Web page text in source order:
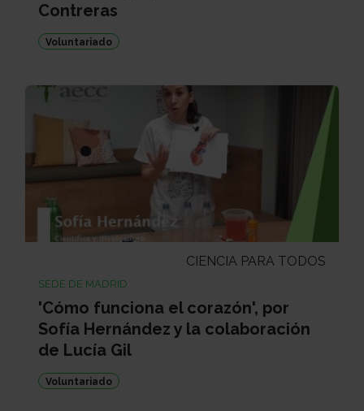
Contreras
Voluntariado
CIENCIA PARA TODOS
SEDE DE MADRID
'Cómo funciona el corazón', por
Sofía Hernández y la colaboración
de Lucía Gil
Voluntariado